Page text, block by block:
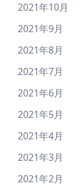
2021年10月
2021年9月
2021年8月
2021年7月
2021年6月
2021年5月
2021年4月
2021年3月
2021年2月